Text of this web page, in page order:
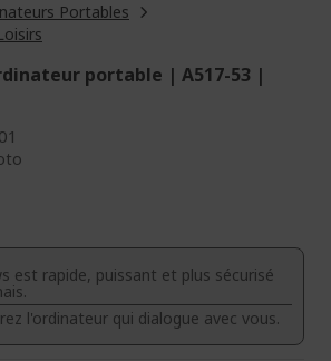
Portables
portable | A517-53 |
est rapide, puissant et plus sécurisé
l'ordinateur qui dialogue avec vous.